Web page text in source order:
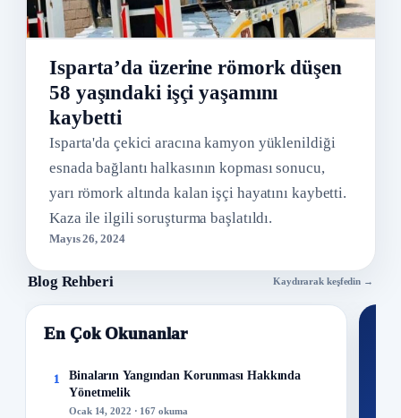
Isparta’da üzerine römork düşen
58 yaşındaki işçi yaşamını
kaybetti
Isparta'da çekici aracına kamyon yüklenildiği
esnada bağlantı halkasının kopması sonucu,
yarı römork altında kalan işçi hayatını kaybetti.
Kaza ile ilgili soruşturma başlatıldı.
Mayıs 26, 2024
Blog Rehberi Kaydırarak keşfedin →
En Çok Okunanlar
1
Binaların Yangından Korunması Hakkında
Yönetmelik
Ocak 14, 2022 · 167 okuma